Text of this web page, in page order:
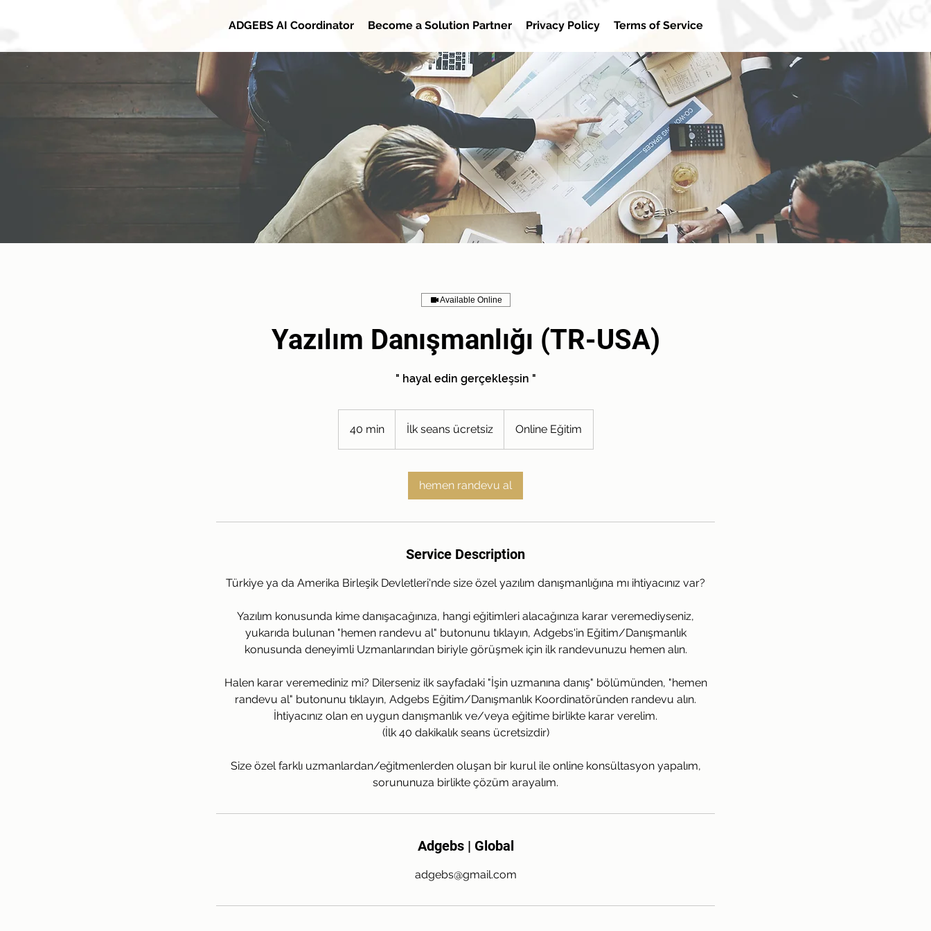
ADGEBS AI Coordinator Become a Solution Partner Privacy Policy Terms of Service
Available Online
Yazılım Danışmanlığı (TR-USA)
" hayal edin gerçekleşsin "
40 min4
0
seans
ücretsizİlk seans ücretsiz Online Eğitim
hemen randevu al
Service Description
Türkiye ya da Amerika Birleşik Devletleri'nde size özel yazılım danışmanlığına mı ihtiyacınız var?
Yazılım konusunda kime danışacağınıza, hangi eğitimleri alacağınıza karar veremediyseniz,
yukarıda bulunan "hemen randevu al" butonunu tıklayın, Adgebs'in Eğitim/Danışmanlık
konusunda deneyimli Uzmanlarından biriyle görüşmek için ilk randevunuzu hemen alın.
Halen karar veremediniz mi? Dilerseniz ilk sayfadaki "İşin uzmanına danış" bölümünden, "hemen
randevu al" butonunu tıklayın, Adgebs Eğitim/Danışmanlık Koordinatöründen randevu alın.
İhtiyacınız olan en uygun danışmanlık ve/veya eğitime birlikte karar verelim.
(İlk 40 dakikalık seans ücretsizdir)
Size özel farklı uzmanlardan/eğitmenlerden oluşan bir kurul ile online konsültasyon yapalım,
sorununuza birlikte çözüm arayalım.
Adgebs | Global
adgebs@gmail.com